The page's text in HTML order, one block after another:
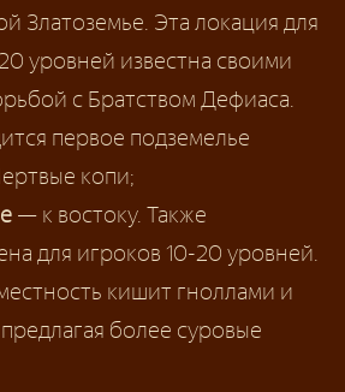
Златоземье. Эта локация для
уровней известна своими
с Братством Дефиаса.
первое подземелье
копи;
— к востоку. Также
для игроков 10-20 уровней.
кишит гноллами и
более суровые